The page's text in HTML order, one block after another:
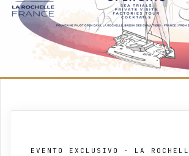
EVENTO EXCLUSIVO · LA